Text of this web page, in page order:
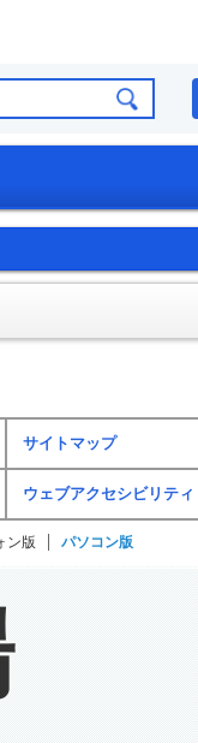
サイトマップ
ウェブアクセシビリティ
ン版 パソコン版